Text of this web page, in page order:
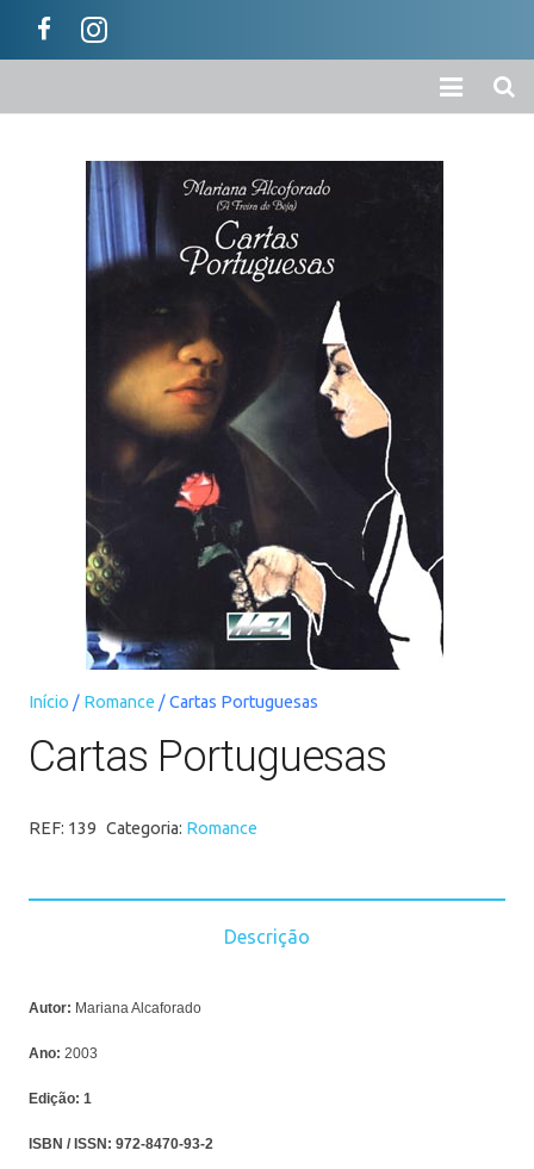
A Empresa
Ajuda / Informações
Contactos
Início / Romance / Cartas Portuguesas
Cartas Portuguesas
REF: 139 Categoria: Romance
Descrição
Autor: Mariana Alcaforado
Ano: 2003
Edição: 1
ISBN / ISSN: 972-8470-93-2